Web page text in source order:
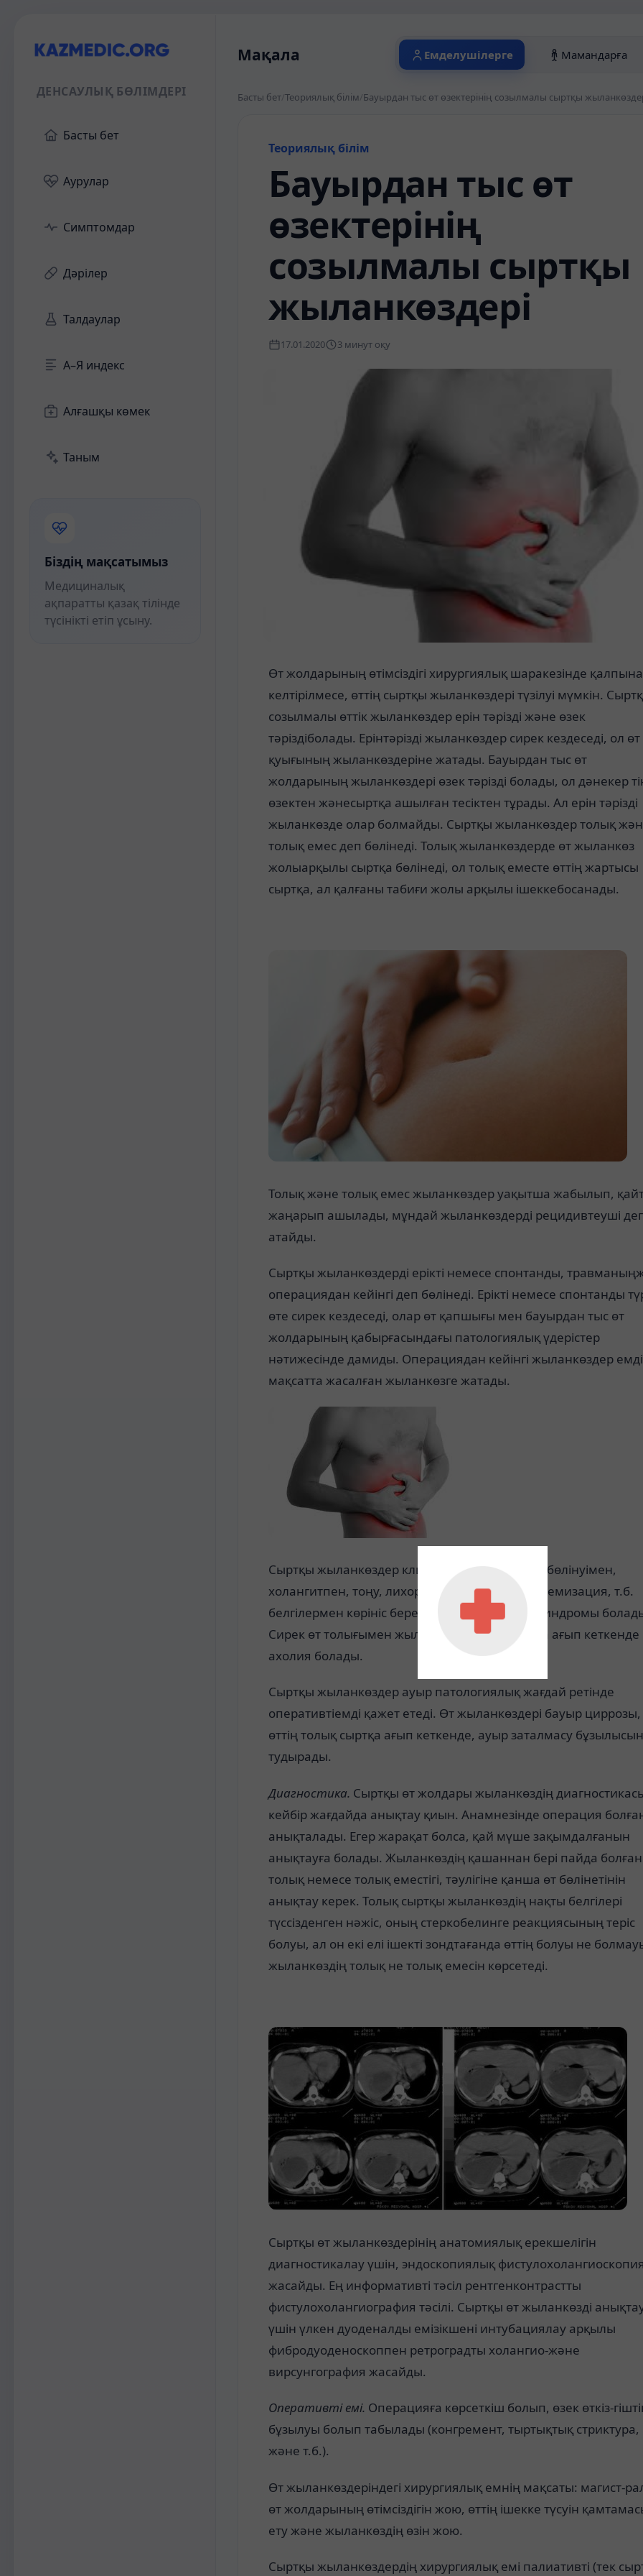
ДЕНСАУЛЫҚ БӨЛІМДЕРІ
Басты бет
Аурулар
Симптомдар
Дәрілер
Талдаулар
А–Я индекс
Алғашқы көмек
Таным
Біздің мақсатымыз
Медициналық
ақпаратты қазақ тілінде
түсінікті етіп ұсыну.
Мақала Емделушілерге Мамандарға
Басты бет/Теориялық білім/Бауырдан тыс өт өзектерінің созылмалы сыртқы
Теориялық білім
Бауырдан тыс өт
өзектерінің
созылмалы сыртқы
жыланкөздері
17.01.2020 3 минут оқу
Өт жолдарының өтімсіздігі хирургиялық шаракезінде қалпына
келтірілмесе, өттің сыртқы жыланкөздері түзілуі мүмкін.
созылмалы өттік жыланкөздер ерін тәрізді және өзек
тәріздіболады. Ерінтәрізді жыланкөздер сирек кездеседі, ол өт
қуығының жыланкөздеріне жатады. Бауырдан тыс өт
жолдарының жыланкөздері өзек тәрізді болады, ол дәнекер
өзектен жәнесыртқа ашылған тесіктен тұрады. Ал ерін тәрізді
жыланкөзде олар болмайды. Сыртқы жыланкөздер толық
толық емес деп бөлінеді. Толық жыланкөздерде өт жыланкөз
жолыарқылы сыртқа бөлінеді, ол толық еместе өттің жартысы
сыртқа, ал қалғаны табиғи жолы арқылы ішеккебосанады.
Толық және толық емес жыланкөздер уақытша жабылып,
жаңарып ашылады, мұндай жыланкөздерді рецидивтеуші
атайды.
Сыртқы жыланкөздерді ерікті немесе спонтанды,
операциядан кейінгі деп бөлінеді. Ерікті немесе спонтанды
өте сирек кездеседі, олар өт қапшығы мен бауырдан тыс өт
жолдарының қабырғасындағы патологиялық үдерістер
нәтижесінде дамиды. Операциядан кейінгі жыланкөздер
мақсатта жасалған жыланкөзге жатады.
Сыртқы жыланкөздер клиникада өттің сыртқа бөлінуімен,
холангитпен, тоңу, лихорадка (қызба) және анемизация, т.б.
белгілермен көрініс береді. Кейде ауырсыну синдромы
Сирек өт толығымен жыланкөз арқылы сыртқа ағып кеткенде
ахолия болады.
Сыртқы жыланкөздер ауыр патологиялық жағдай ретінде
оперативтіемді қажет етеді. Өт жыланкөздері бауыр циррозы,
өттің толық сыртқа ағып кеткенде, ауыр заталмасу бұзылысын
тудырады.
Диагностика. Сыртқы өт жолдары жыланкөздің
кейбір жағдайда анықтау қиын. Анамнезінде операция
анықталады. Егер жарақат болса, қай мүше зақымдалғанын
анықтауға болады. Жыланкөздің қашаннан бері пайда
толық немесе толық еместігі, тәулігіне қанша өт бөлінетінін
анықтау керек. Толық сыртқы жыланкөздің нақты белгілері
түссізденген нәжіс, оның стеркобелинге реакциясының теріс
болуы, ал он екі елі ішекті зондтағанда өттің болуы не
жыланкөздің толық не толық емесін көрсетеді.
Сыртқы өт жыланкөздерінің анатомиялық ерекшелігін
диагностикалау үшін, эндоскопиялық
жасайды. Ең информативті тәсіл рентгенконтрастты
фистулохолангиография тәсілі. Сыртқы өт жыланкөзді
үшін үлкен дуоденалды емізікшені интубациялау арқылы
фибродуоденоскоппен ретроградты холангио-және
вирсунгография жасайды.
Оперативті емі. Операцияға көрсеткіш болып, өзек өткіз-
бұзылуы болып табылады (конгремент, тыртықтық стриктура,
және т.б.).
Өт жыланкөздеріндегі хирургиялық емнің мақсаты: магист-
өт жолдарының өтімсіздігін жою, өттің ішекке түсуін
ету және жыланкөздің өзін жою.
Сыртқы жыланкөздердің хирургиялық емі палиативті (тек